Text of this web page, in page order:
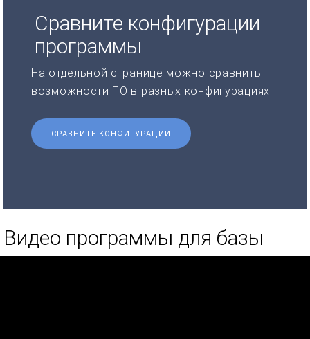
Сравните конфигурации
программы
На отдельной странице можно сравнить
возможности ПО в разных конфигурациях.
СРАВНИТЕ КОНФИГУРАЦИИ
Видео программы для базы